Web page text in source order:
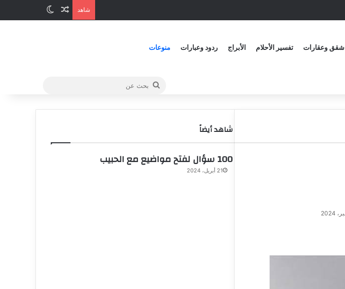
شاهد
شقق وعقارات تفسير الأحلام الأبراج ردود وعبارات منوعات
شاهد أيضاً
100 سؤال لفتح مواضيع مع الحبيب
21 أبريل، 2024